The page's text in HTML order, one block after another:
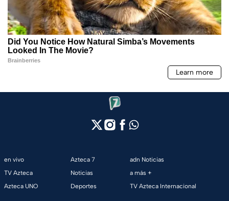
en vivo
TV Azteca
Azteca UNO
Azteca 7
Noticias
Deportes
adn Noticias
a más +
TV Azteca Internacional